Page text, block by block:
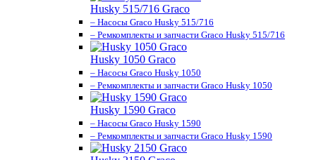
Husky 515/716 Graco
– Насосы Graco Husky 515/716
– Ремкомплекты и запчасти Graco Husky 515/716
Husky 1050 Graco
– Насосы Graco Husky 1050
– Ремкомплекты и запчасти Graco Husky 1050
Husky 1590 Graco
– Насосы Graco Husky 1590
– Ремкомплекты и запчасти Graco Husky 1590